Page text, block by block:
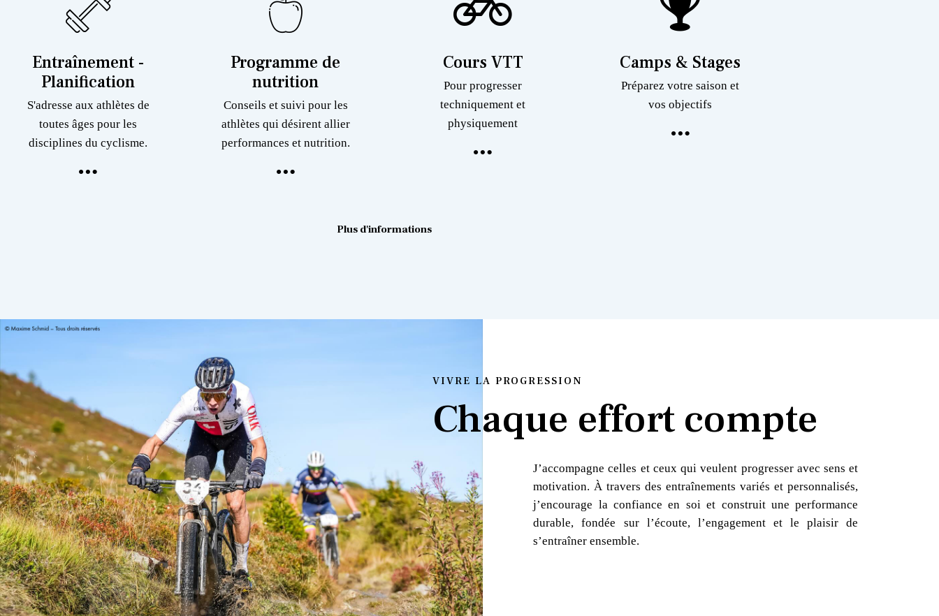
Entraînement -
Planification
S'adresse aux athlètes de
toutes âges pour les
disciplines du cyclisme.
Programme de
nutrition
Conseils et suivi pour les
athlètes qui désirent allier
performances et nutrition.
Cours VTT
Pour progresser
techniquement et
physiquement
Camps & Stages
Préparez votre saison et
vos objectifs
Plus d'informations
VIVRE LA PROGRESSION
Chaque effort compte
J’accompagne celles et ceux qui veulent progresser avec sens et
motivation. À travers des entraînements variés et personnalisés,
j’encourage la confiance en soi et construit une performance
durable, fondée sur l’écoute, l’engagement et le plaisir de
s’entraîner ensemble.